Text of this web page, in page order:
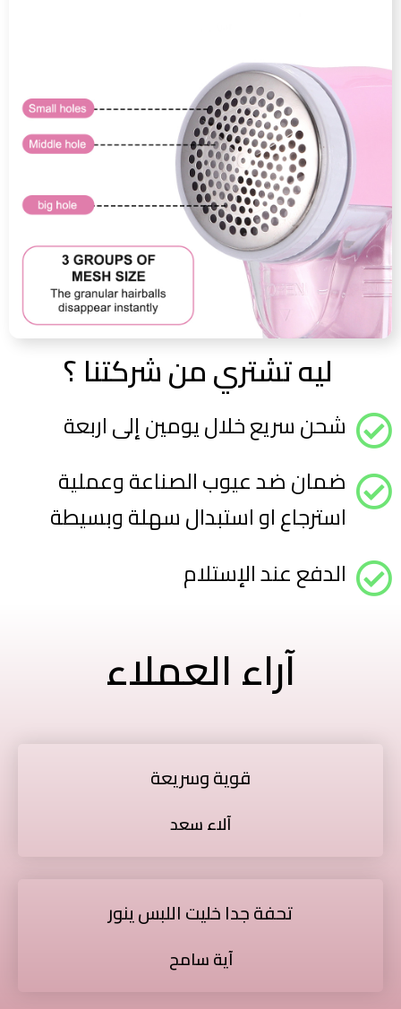
شحن سريع خلال يومين إلى اربعة
ضمان ضد عيوب الصناعة وعملية
استرجاع او استبدال سهلة وبسيطة
الدفع عند الإستلام
آراء العملاء
قوية وسريعة
آلاء سعد
تحفة جدا خليت اللبس ينور
آية سامح